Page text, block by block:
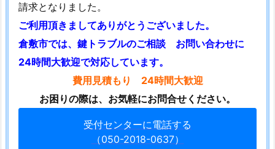
の
湯
女
子
場
ス
請求となりました。
ご利用頂きましてありがとうございました。
倉敷市では、鍵トラブルのご相談 お問い合わせに
24時間大歓迎で対応しています。
費用見積もり 24時間大歓迎
お困りの際は、お気軽にお問合せください。
受付センターに電話する
（050-2018-0637）